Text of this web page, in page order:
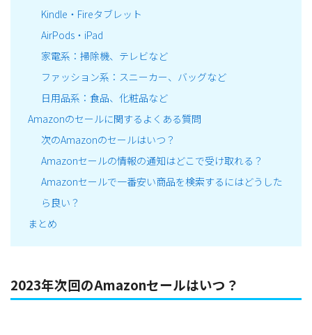
Kindle・Fireタブレット
AirPods・iPad
家電系：掃除機、テレビなど
ファッション系：スニーカー、バッグなど
日用品系：食品、化粧品など
Amazonのセールに関するよくある質問
次のAmazonのセールはいつ？
Amazonセールの情報の通知はどこで受け取れる？
Amazonセールで一番安い商品を検索するにはどうした
ら良い？
まとめ
2023年次回のAmazonセールはいつ？